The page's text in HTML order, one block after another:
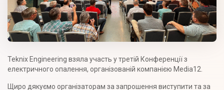
Teknix Engineering взяла участь у третій Конференції з
електричного опалення, організованій компанією Media12.
Щиро дякуємо організаторам за запрошення виступити та за